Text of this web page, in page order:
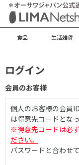
食品 生活雑貨
ログイン
会員のお客様
個人のお客様の会員
は得意先コードとな
※得意先コードは必ず
ださい。
パスワードと合わせ